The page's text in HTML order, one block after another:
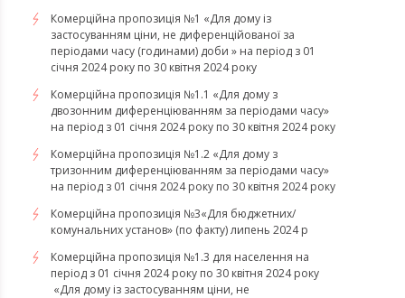
Комерційна пропозиція №1 «Для дому із
застосуванням ціни, не диференційованої за
періодами часу (годинами) доби » на період з 01
січня 2024 року по 30 квітня 2024 року
Комерційна пропозиція №1.1 «Для дому з
двозонним диференціюванням за періодами часу»
на період з 01 січня 2024 року по 30 квітня 2024 року
Комерційна пропозиція №1.2 «Для дому з
тризонним диференціюванням за періодами часу»
на період з 01 січня 2024 року по 30 квітня 2024 року
Комерційна пропозиція №3«Для бюджетних/
комунальних установ» (по факту) липень 2024 р
Комерційна пропозиція №1.3 для населення на
період з 01 січня 2024 року по 30 квітня 2024 року
«Для дому із застосуванням ціни, не